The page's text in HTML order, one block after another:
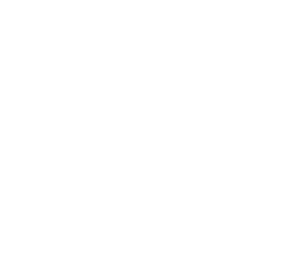
va rétablir les cycles et
rétablit, en apparence, des
une anomalie